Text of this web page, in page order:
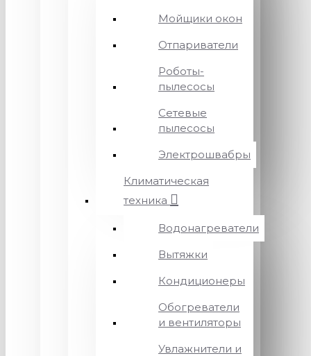
Мойщики окон
Отпариватели
Роботы-
пылесосы
Сетевые
пылесосы
Электрошвабры
Климатическая
техника
Водонагреватели
Вытяжки
Кондиционеры
Обогреватели
и вентиляторы
Увлажнители и